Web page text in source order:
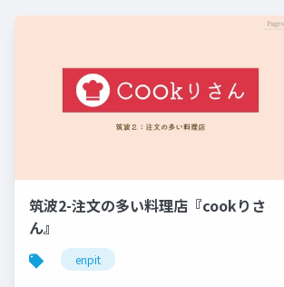
筑波2-注文の多い料理店『cookりさ
ん』
enpit